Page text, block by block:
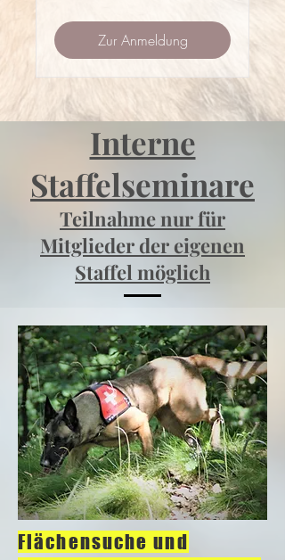
Zur Anmeldung
Interne
Staffelseminare
Teilnahme nur für
Mitglieder der eigenen
Staffel möglich
Flächensuche und